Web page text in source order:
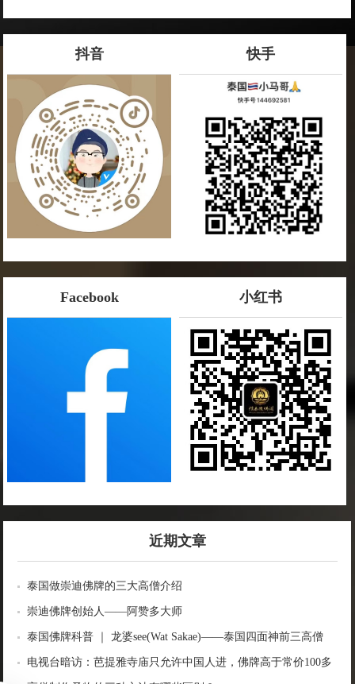
南)
抖音 快手
Facebook 小红书
近期文章
泰国做崇迪佛牌的三大高僧介绍
崇迪佛牌创始人——阿赞多大师
泰国佛牌科普 ｜ 龙婆see(Wat Sakae)——泰国四面神前三高僧
电视台暗访：芭提雅寺庙只允许中国人进，佛牌高于常价100多